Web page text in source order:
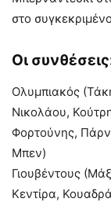
στο
Οι
Ολυμπιακός
Νικολάου,
Φορτούνης,
Μπεν)
Γιουβέντους
Κεντίρα,